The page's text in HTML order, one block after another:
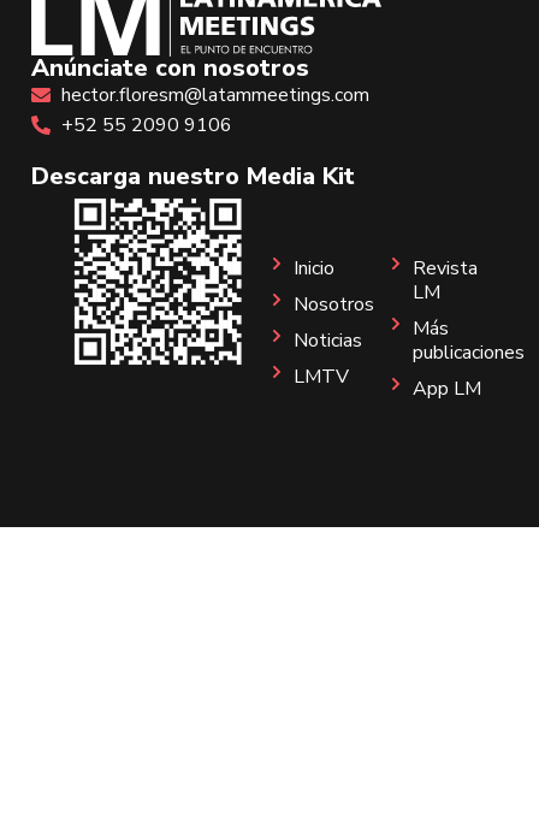
Anúnciate con nosotros
hector.floresm@latammeetings.com
+52 55 2090 9106
Descarga nuestro Media Kit
Inicio
Nosotros
Noticias
LMTV
Revista
LM
Más
publicaciones
App LM